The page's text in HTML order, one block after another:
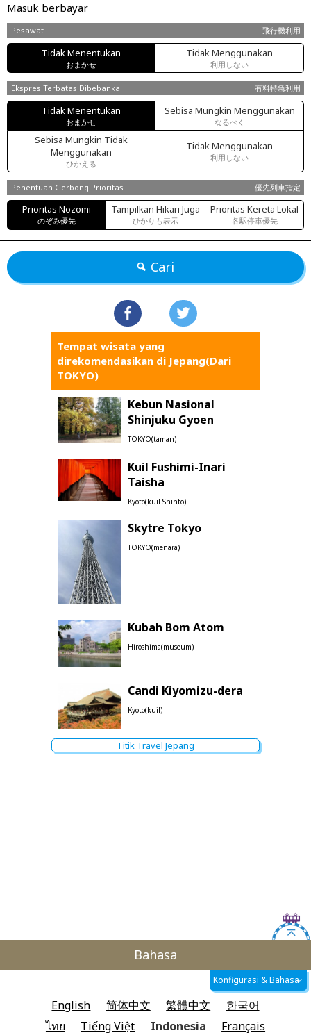
Masuk berbayar
Pesawat 飛行機利用
Tidak Menentukan
おまかせ
Tidak Menggunakan
利用しない
Ekspres Terbatas Dibebanka 有料特急利用
Tidak Menentukan
おまかせ
Sebisa Mungkin Menggunakan
なるべく
Sebisa Mungkin Tidak
Menggunakan
ひかえる
Tidak Menggunakan
利用しない
Penentuan Gerbong Prioritas 優先列車指定
Prioritas Nozomi
のぞみ優先
Tampilkan Hikari Juga
ひかりも表示
Prioritas Kereta Lokal
各駅停車優先
Cari
Tempat wisata yang
direkomendasikan di Jepang(Dari
TOKYO)
Kebun Nasional
Shinjuku Gyoen
TOKYO(taman)
Kuil Fushimi-Inari
Taisha
Kyoto(kuil Shinto)
Skytre Tokyo
TOKYO(menara)
Kubah Bom Atom
Hiroshima(museum)
Candi Kiyomizu-dera
Kyoto(kuil)
Titik Travel Jepang
Bahasa
Konfigurasi & Bahasa
English 简体中文 繁體中文
한국어
ไทย
Tiếng Việt Indonesia Français